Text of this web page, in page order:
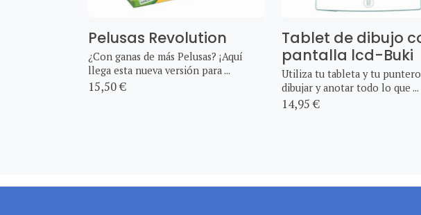
Pelusas Revolution
¿Con ganas de más Pelusas? ¡Aquí
llega esta nueva versión para ...
15,50 €
Tablet de dibujo
pantalla lcd-Buki
Utiliza tu tableta y tu
dibujar y anotar todo lo que ...
14,95 €